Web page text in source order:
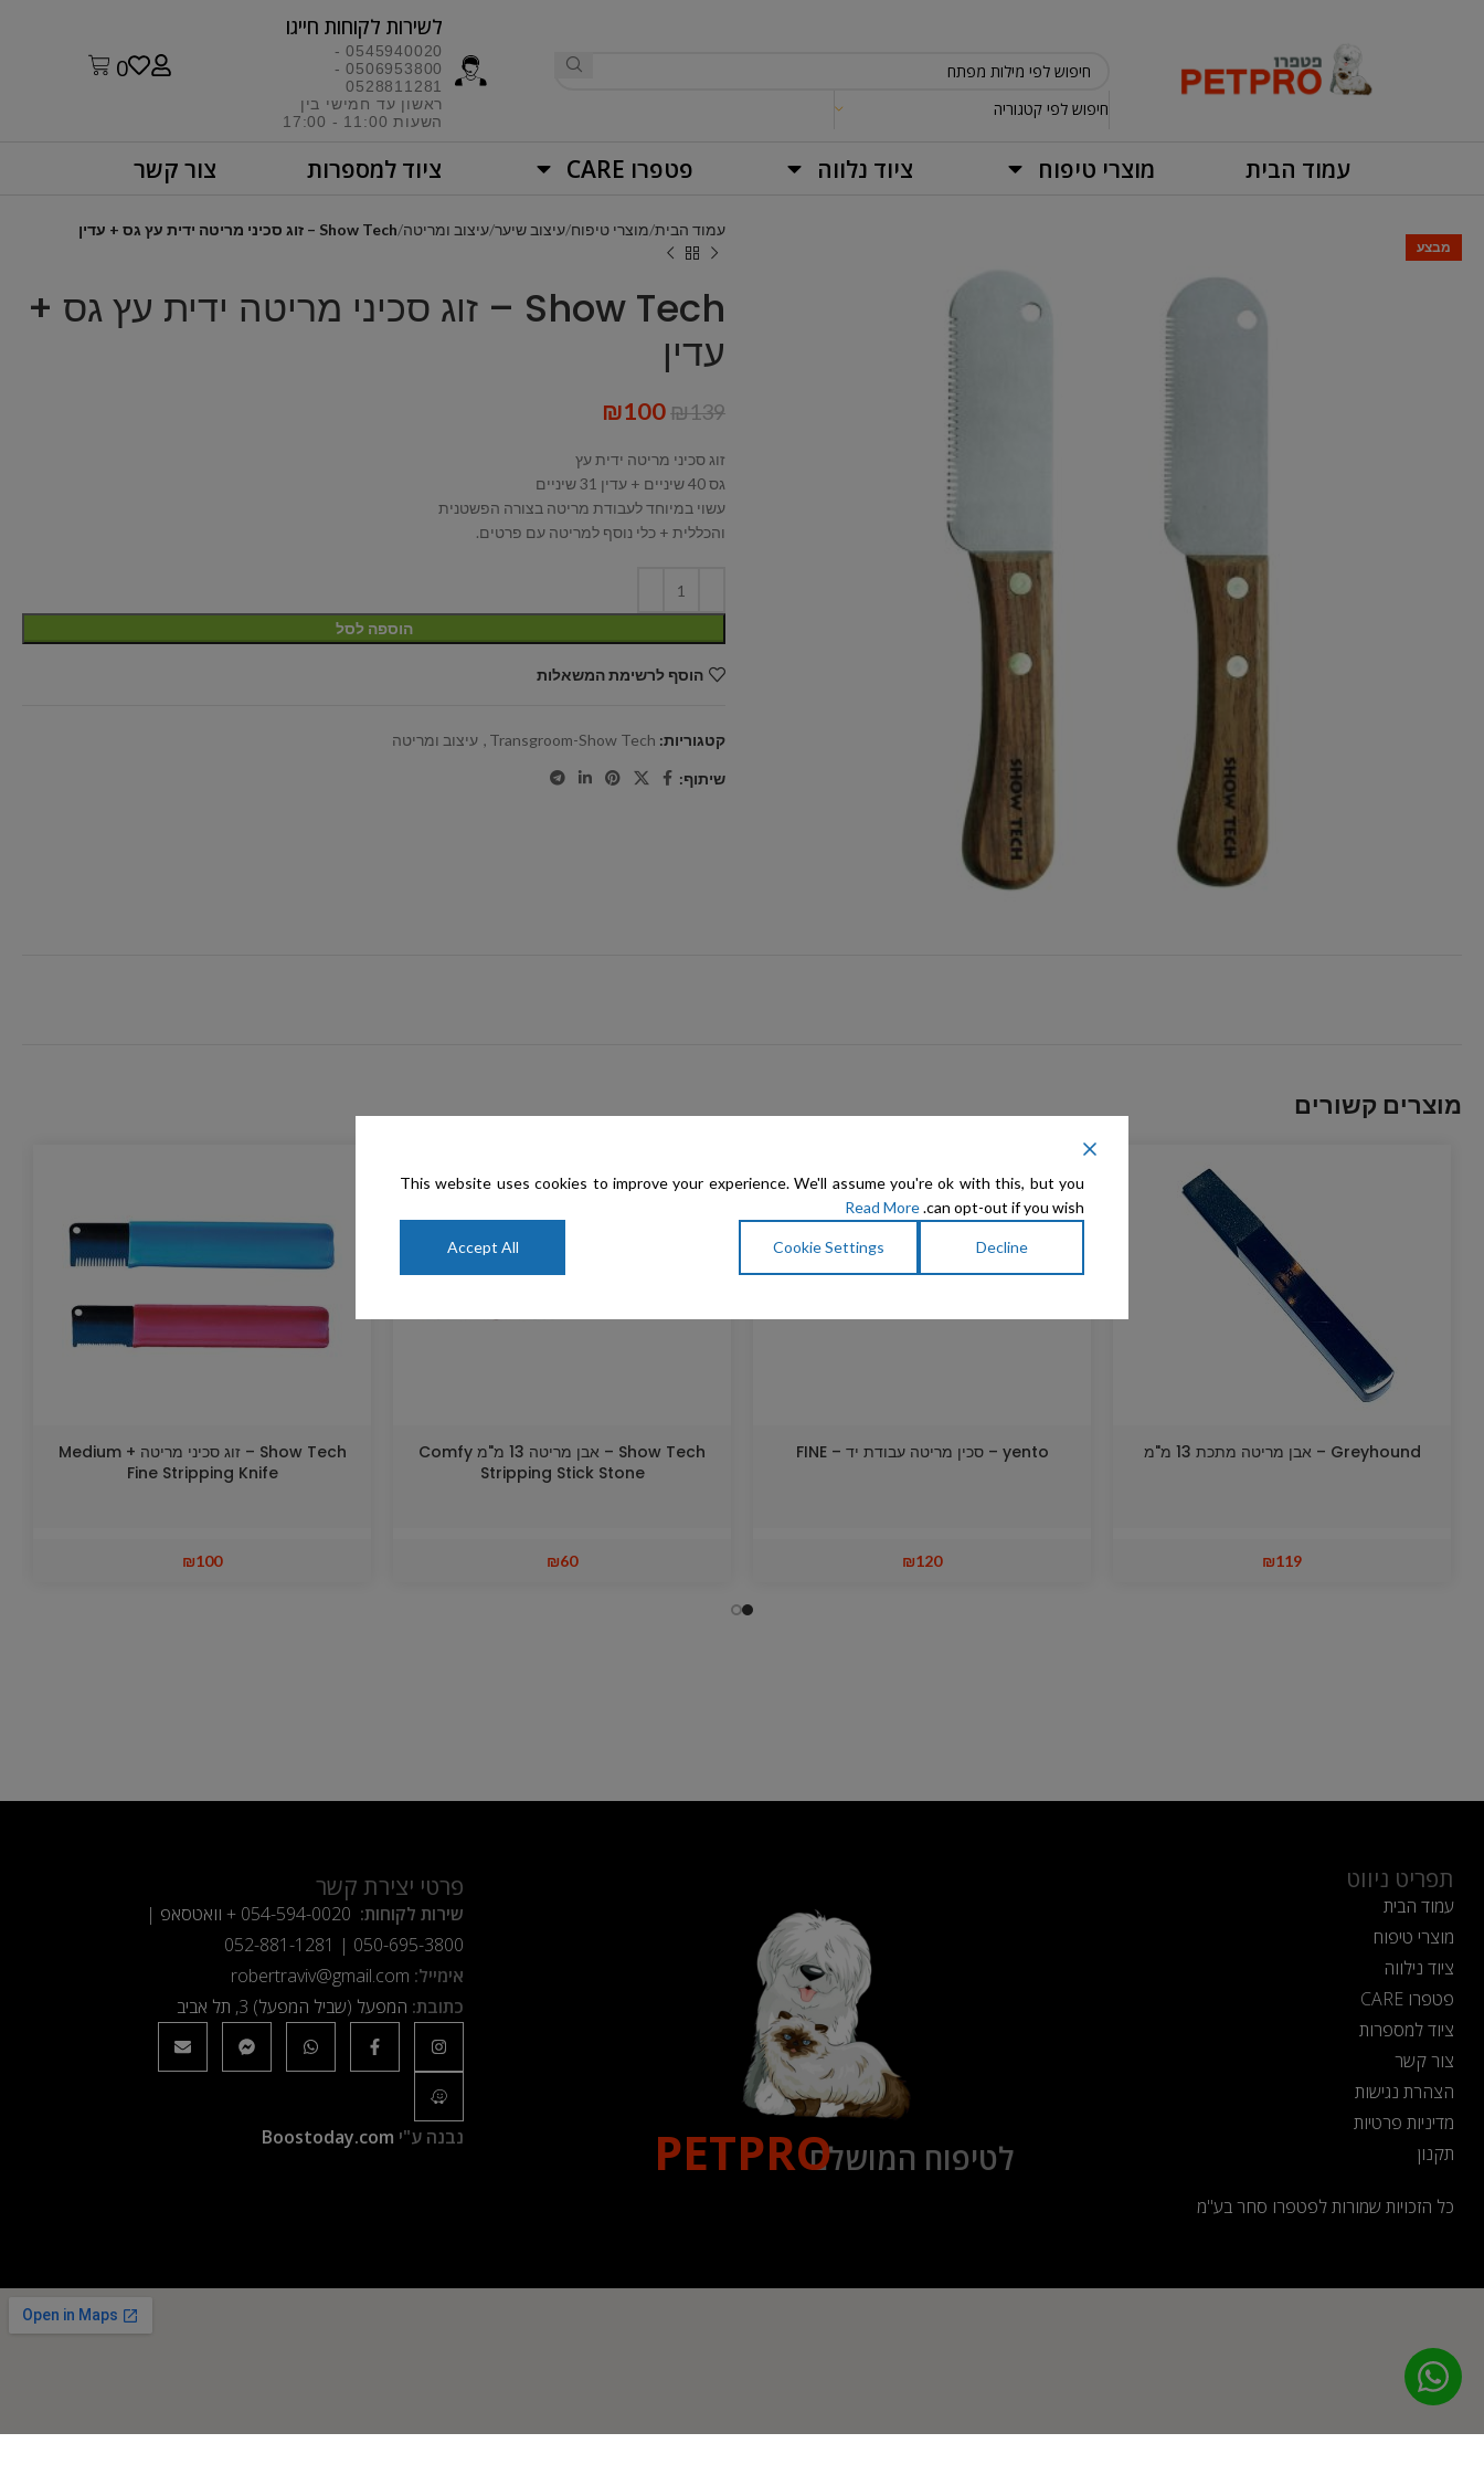
חיפוש לפי קטגוריה
לשירות לקוחות חייגו​
0545940020 -
0506953800 -
0528811281
ראשון עד חמישי בין
השעות 11:00 - 17:00​
0
עמוד הבית מוצרי טיפוח ציוד נלווה פטפרו CARE ציוד למספרות צור קשר
מבצע
עמוד הבית מוצרי טיפוח עיצוב שיער עיצוב ומריטה Show Tech – זוג סכיני מריטה ידית עץ גס + עדין
Show Tech – זוג סכיני מריטה ידית עץ גס +
עדין
₪139
₪100
זוג סכיני מריטה ידית עץ
גס 40 שיניים + עדין 31 שיניים
עשוי במיוחד לעבודת מריטה בצורה הפשטנית
והכללית + כלי נוסף למריטה עם פרטים.
הוספה לסל
הוסף לרשימת המשאלות
קטגוריות: Transgroom-Show Tech
, עיצוב ומריטה
שיתוף:
מוצרים קשורים
Greyhound – אבן מריטה מתכת 13 מ"מ
₪119
yento – סכין מריטה עבודת יד – FINE
₪120
Show Tech – אבן מריטה 13 מ"מ Comfy
Stripping Stick Stone
₪60
Show Tech – זוג סכיני מריטה Medium +
Fine Stripping Knife
₪100
תפריט ניווט
עמוד הבית
מוצרי טיפוח
ציוד נילווה
פטפרו CARE
ציוד למספרות
צור קשר
הצהרת נגישות
מדיניות פרטיות
תקנון
כל הזכויות שמורות לפטפרו סחר בע"מ
לטיפוח המושלםPETPRO
פרטי יצירת קשר
שירות לקוחות: 054-594-0020 + וואטסאפ |
050-695-3800
|
052-881-1281
אימייל: robertraviv@gmail.com
כתובת: המפעל (שביל המפעל) 3, תל אביב
נבנה ע"י Boostoday.com
This website uses cookies to improve your experience. We'll assume you're ok with this, but you
can opt-out if you wish.
Read More
Decline
Cookie Settings
Accept All